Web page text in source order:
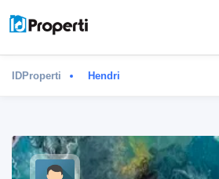
IDProperti Hendri